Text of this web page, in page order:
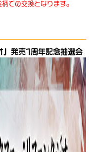
での交換となります。
』発売1周年記念抽選会